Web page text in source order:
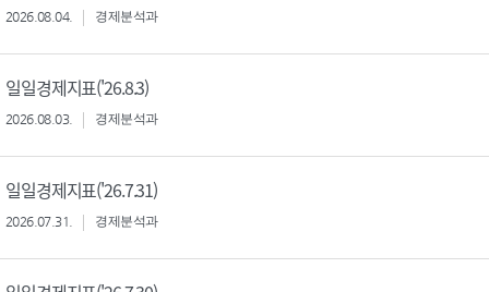
2026.08.04. 경제분석과
일일경제지표('26.8.3)
2026.08.03. 경제분석과
일일경제지표('26.7.31)
2026.07.31. 경제분석과